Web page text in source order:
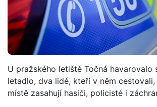
U pražského letiště Točná havarovalo
letadlo, dva lidé, kteří v něm cestovali,
místě zasahují hasiči, policisté i